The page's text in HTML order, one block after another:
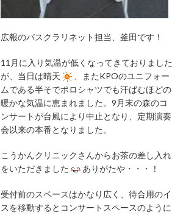
広報のバスクラリネット担当、釜田です！
11月に入り気温が低くなってきておりました
が、当日は晴天
、またKPOのユニフォー
ムである半そでポロシャツでも汗ばむほどの
暖かな気温に恵まれました。9月末の森のコ
ンサートが台風により中止となり、定期演奏
会以来の本番となりました。
こうかんクリニックさんからお茶の差し入れ
をいただきました
ありがたや・・・！
受付前のスペースはかなり広く、待合用のイ
スを移動するとコンサートスペースのように